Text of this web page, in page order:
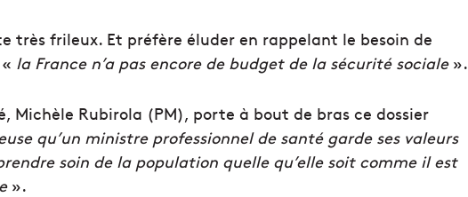
très frileux. Et préfère éluder en rappelant le besoin de
la France n’a pas encore de budget de la sécurité sociale ».
Michèle Rubirola (PM), porte à bout de bras ce dossier
qu’un ministre professionnel de santé garde ses valeurs
soin de la population quelle qu’elle soit comme il est
».